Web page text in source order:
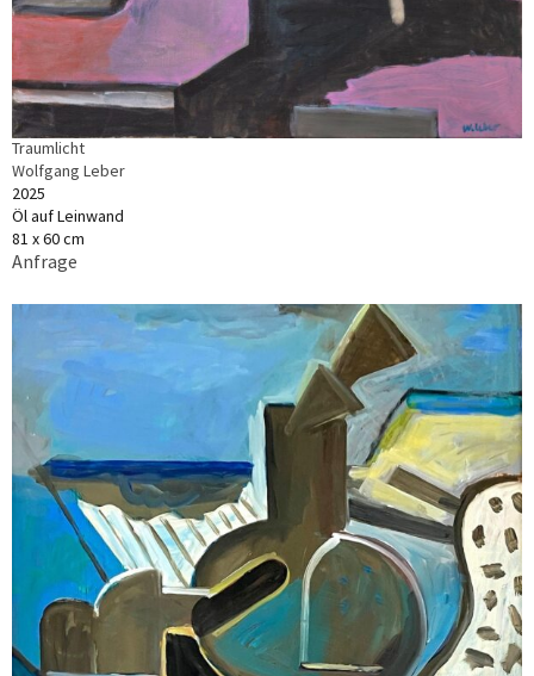
Traumlicht
Wolfgang Leber
2025
Öl auf Leinwand
81 x 60 cm
Anfrage